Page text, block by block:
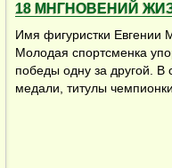
18 МНГНОВЕНИЙ
Имя фигуристки Евгении
Молодая спортсменка
победы одну за другой. В
медали, титулы